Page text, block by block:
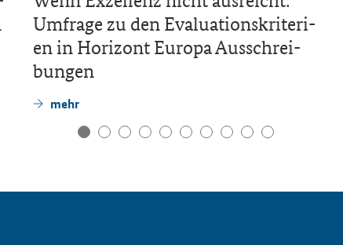
Um­fra­ge zu den Eva­lua­ti­ons­kri­te­ri­
en in Ho­ri­zont Eu­ro­pa Aus­schrei­
bun­gen
mehr